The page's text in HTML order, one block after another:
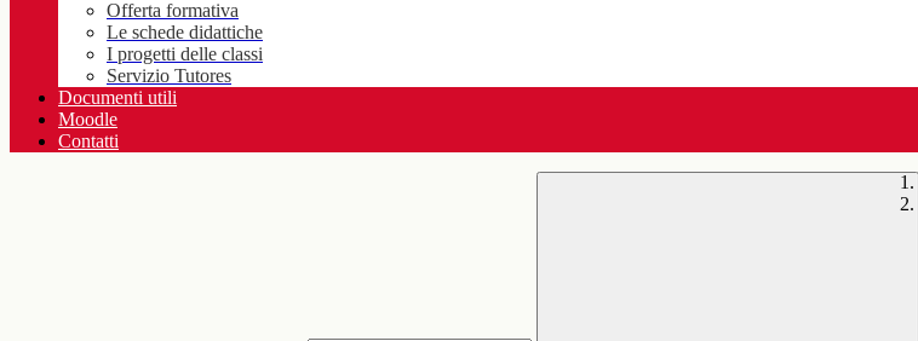
Offerta formativa
Le schede didattiche
I progetti delle classi
Servizio Tutores
Documenti utili
Moodle
Contatti